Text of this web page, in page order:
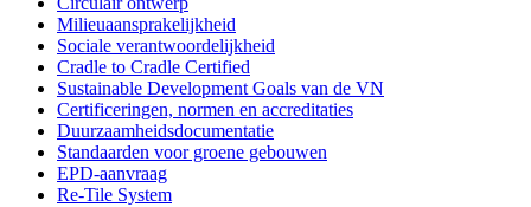
Milieuaansprakelijkheid
Sociale verantwoordelijkheid
Cradle to Cradle Certified
Sustainable Development Goals van de VN
Certificeringen, normen en accreditaties
Duurzaamheidsdocumentatie
Standaarden voor groene gebouwen
EPD-aanvraag
Re-Tile System